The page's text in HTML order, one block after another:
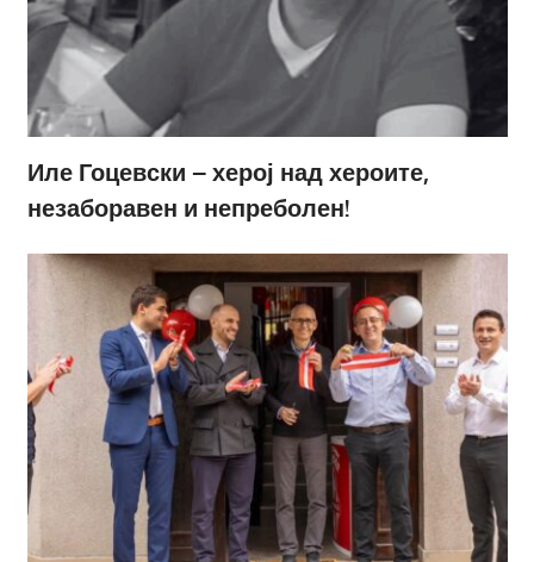
Иле Гоцевски – херој над хероите,
незаборавен и непреболен!